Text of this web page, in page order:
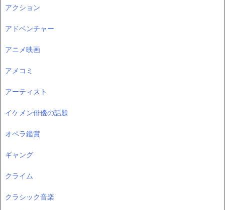
アクション
アドベンチャー
アニメ映画
アメコミ
アーティスト
イケメン俳優の話題
オペラ鑑賞
ギャング
クライム
クラシック音楽